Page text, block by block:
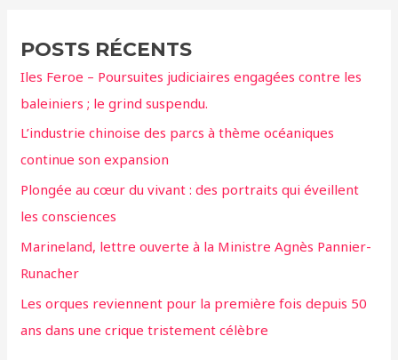
r
c
h
e
r
:
POSTS RÉCENTS
Iles Feroe – Poursuites judiciaires engagées contre les
baleiniers ; le grind suspendu.
L’industrie chinoise des parcs à thème océaniques
continue son expansion
Plongée au cœur du vivant : des portraits qui éveillent
les consciences
Marineland, lettre ouverte à la Ministre Agnès Pannier-
Runacher
Les orques reviennent pour la première fois depuis 50
ans dans une crique tristement célèbre